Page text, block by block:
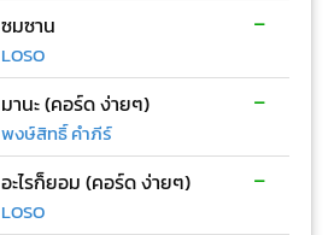
ซมซาน
LOSO
-
มานะ (คอร์ด ง่ายๆ)
พงษ์สิทธิ์ คำภีร์
-
อะไรก็ยอม (คอร์ด ง่ายๆ)
LOSO
-